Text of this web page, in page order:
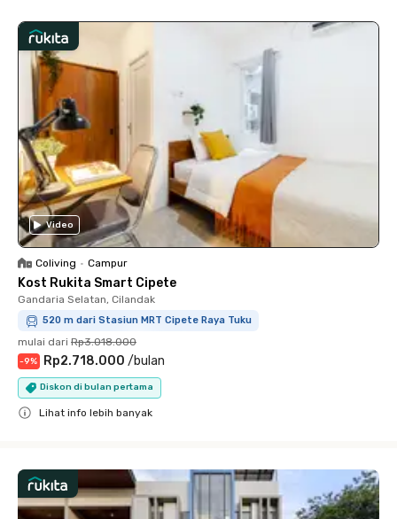
Video
Coliving • Campur
Kost Rukita Smart Cipete
Gandaria Selatan, Cilandak
520 m dari Stasiun MRT Cipete Raya Tuku
mulai dari Rp3.018.000
-9% Rp2.718.000 /bulan
Diskon di bulan pertama
Lihat info lebih banyak